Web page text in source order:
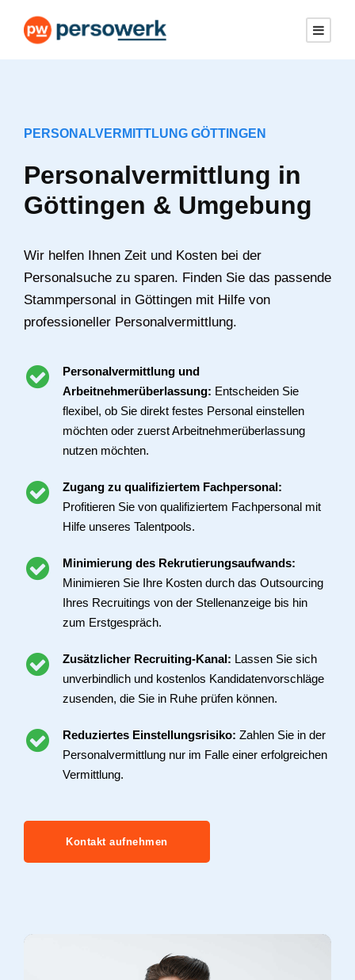
PERSONALVERMITTLUNG GÖTTINGEN
Personalvermittlung in
Göttingen & Umgebung
Wir helfen Ihnen Zeit und Kosten bei der
Personalsuche zu sparen. Finden Sie das passende
Stammpersonal in Göttingen mit Hilfe von
professioneller Personalvermittlung.
Personalvermittlung und
Arbeitnehmerüberlassung: Entscheiden Sie
flexibel, ob Sie direkt festes Personal einstellen
möchten oder zuerst Arbeitnehmerüberlassung
nutzen möchten.
Zugang zu qualifiziertem Fachpersonal:
Profitieren Sie von qualifiziertem Fachpersonal mit
Hilfe unseres Talentpools.
Minimierung des Rekrutierungsaufwands:
Minimieren Sie Ihre Kosten durch das Outsourcing
Ihres Recruitings von der Stellenanzeige bis hin
zum Erstgespräch.
Zusätzlicher Recruiting-Kanal: Lassen Sie sich
unverbindlich und kostenlos Kandidatenvorschläge
zusenden, die Sie in Ruhe prüfen können.
Reduziertes Einstellungsrisiko: Zahlen Sie in der
Personalvermittlung nur im Falle einer erfolgreichen
Vermittlung.
Kontakt aufnehmen